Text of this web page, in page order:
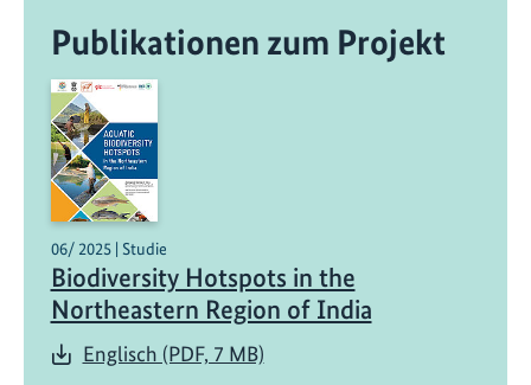
Publikationen zum Projekt
06/ 2025 | Studie
Biodiversity Hotspots in the
Northeastern Region of India
Englisch (PDF, 7 MB)